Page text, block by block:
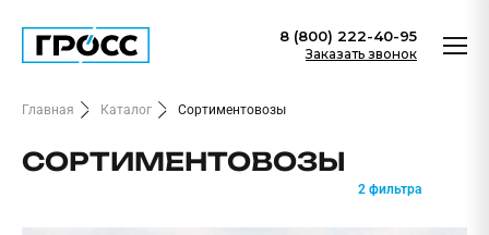
8 (800) 222-40-95
Заказать звонок
СОРТИМЕНТОВОЗЫ
Главная Каталог Сортиментовозы
2 фильтра